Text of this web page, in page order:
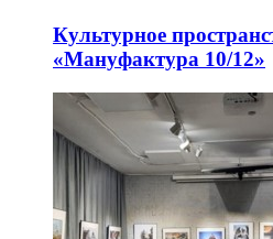
Культурное
«Мануфактура 10/12»